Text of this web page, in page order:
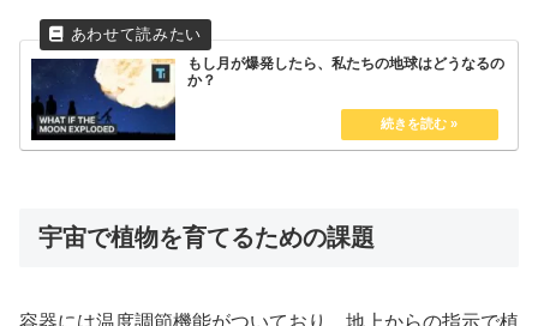
もし月が爆発したら、私たちの地球はどうなるの
か？
宇宙で植物を育てるための課題